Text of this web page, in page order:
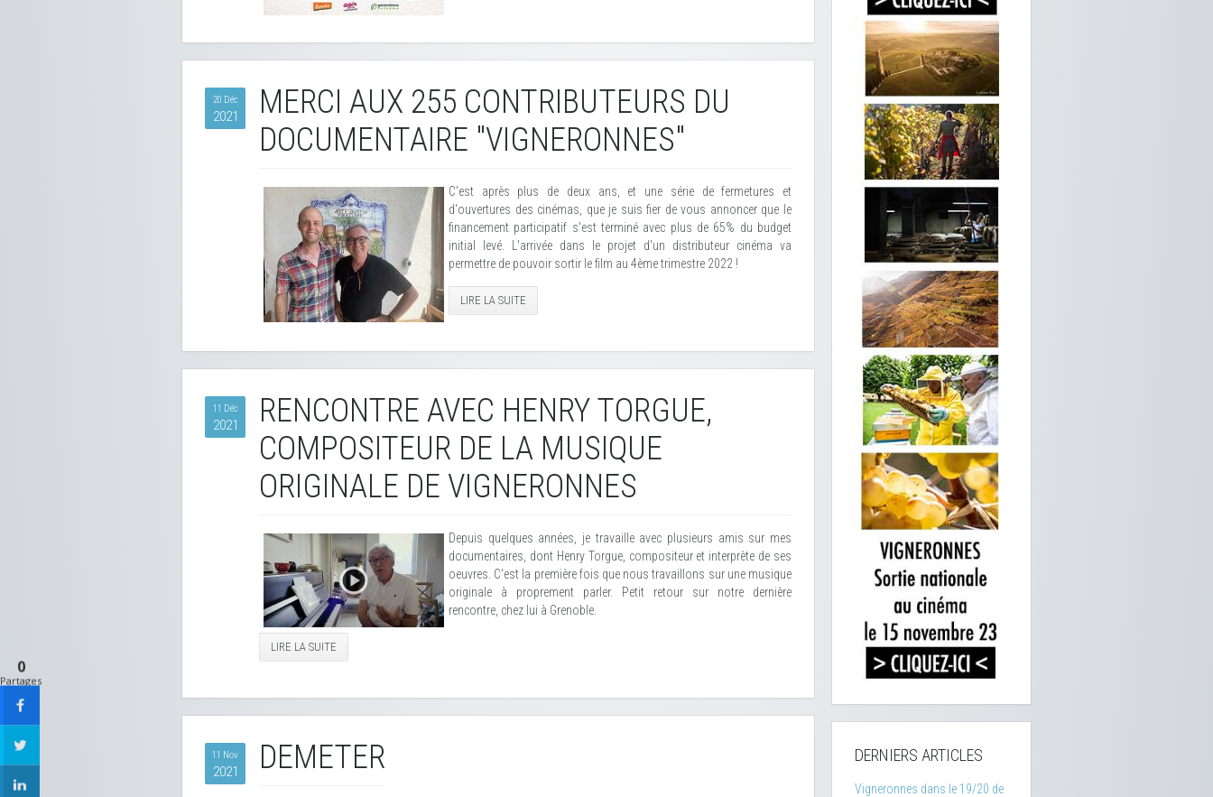
20 Déc
2021
MERCI AUX 255 CONTRIBUTEURS DU
DOCUMENTAIRE "VIGNERONNES"
C'est après plus de deux ans, et une série de fermetures et
d'ouvertures des cinémas, que je suis fier de vous annoncer que le
financement participatif s'est terminé avec plus de 65% du budget
initial levé. L'arrivée dans le projet d'un distributeur cinéma va
permettre de pouvoir sortir le film au 4ème trimestre 2022 !
LIRE LA SUITE
11 Déc
2021
RENCONTRE AVEC HENRY TORGUE,
COMPOSITEUR DE LA MUSIQUE
ORIGINALE DE VIGNERONNES
Depuis quelques années, je travaille avec plusieurs amis sur mes
documentaires, dont Henry Torgue, compositeur et interprète de ses
oeuvres. C'est la première fois que nous travaillons sur une musique
originale à proprement parler. Petit retour sur notre dernière
rencontre, chez lui à Grenoble.
LIRE LA SUITE
11 Nov
2021 DEMETER DERNIERS ARTICLES
Vigneronnes dans le 19/20 de
0
Partages